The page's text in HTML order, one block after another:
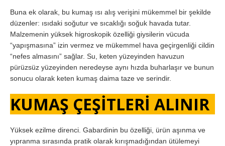
Buna ek olarak, bu kumaş ısı alış verişini mükemmel bir şekilde
düzenler: ısıdaki soğutur ve sıcaklığı soğuk havada tutar.
Malzemenin yüksek higroskopik özelliği giysilerin vücuda
“yapışmasına” izin vermez ve mükemmel hava geçirgenliği cildin
“nefes almasını” sağlar. Su, keten yüzeyinden havuzun
pürüzsüz yüzeyinden neredeyse aynı hızda buharlaşır ve bunun
sonucu olarak keten kumaş daima taze ve serindir.
KUMAŞ ÇEŞİTLERİ ALINIR
Yüksek ezilme direnci. Gabardinin bu özelliği, ürün aşınma ve
yıpranma sırasında pratik olarak kırışmadığından ütülemeyi